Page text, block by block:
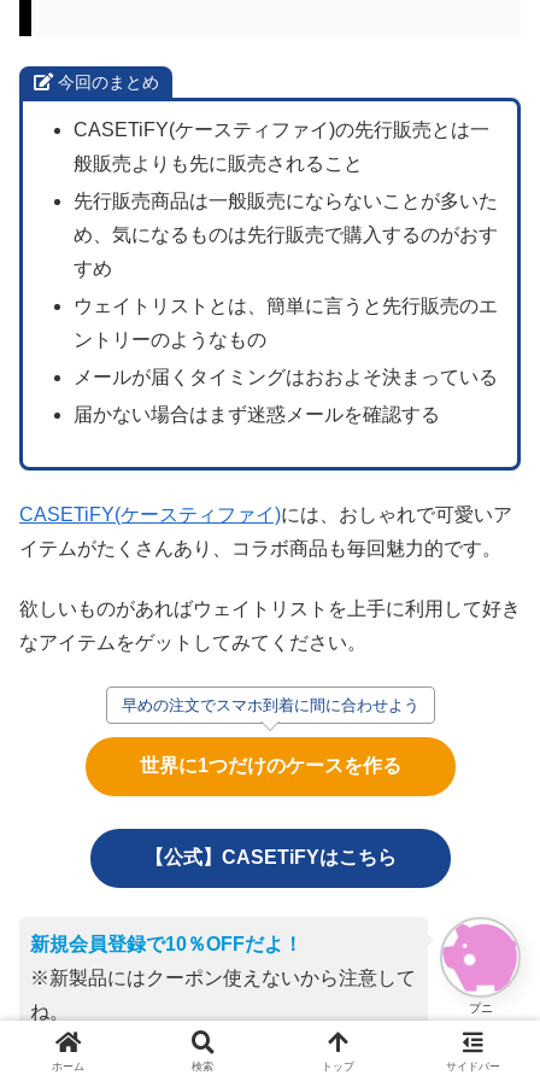
今回のまとめ
CASETiFY(ケースティファイ)の先行販売とは一
般販売よりも先に販売されること
先行販売商品は一般販売にならないことが多いた
め、気になるものは先行販売で購入するのがおす
すめ
ウェイトリストとは、簡単に言うと先行販売のエ
ントリーのようなもの
メールが届くタイミングはおおよそ決まっている
届かない場合はまず迷惑メールを確認する
CASETiFY(ケースティファイ)には、おしゃれで可愛いア
イテムがたくさんあり、コラボ商品も毎回魅力的です。
欲しいものがあればウェイトリストを上手に利用して好き
なアイテムをゲットしてみてください。
早めの注文でスマホ到着に間に合わせよう
世界に1つだけのケースを作る
【公式】CASETiFYはこちら
プニ
新規会員登録で10％OFFだよ！
※新製品にはクーポン使えないから注意して
ね。
ホーム 検索 トップ サイドバー